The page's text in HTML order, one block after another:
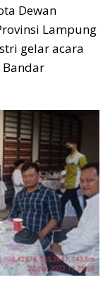
Dewan
Lampung
gelar acara
Bandar